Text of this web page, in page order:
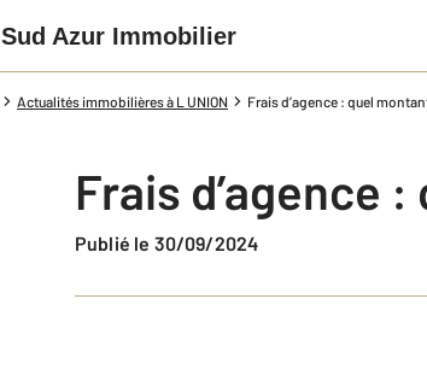
Sud Azur Immobilier
Actualités immobilières à L UNION Frais d’agence : quel
Frais d’agence
Publié le 30/09/2024